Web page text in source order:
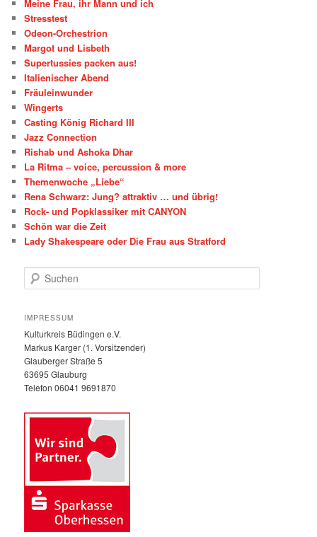
Meine Frau, ihr Mann und ich
Stresstest
Odeon-Orchestrion
Margot und Lisbeth
Supertussies packen aus!
Italienischer Abend
Fräuleinwunder
Wingerts
Casting König Richard III
Jazz Connection
Rishab und Ashoka Dhar
La Ritma – voice, percussion & more
Themenwoche „Liebe“
Rena Schwarz: Jung? attraktiv … und übrig!
Rock- und Popklassiker mit CANYON
Schön war die Zeit
Lady Shakespeare oder Die Frau aus Stratford
u
h
n
IMPRESSUM
Kulturkreis Büdingen e.V.
Markus Karger (1. Vorsitzender)
Glauberger Straße 5
63695 Glauburg
Telefon 06041 9691870